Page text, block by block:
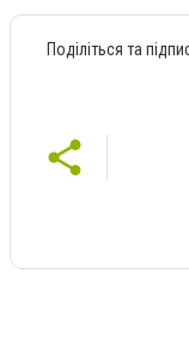
Поділіться та